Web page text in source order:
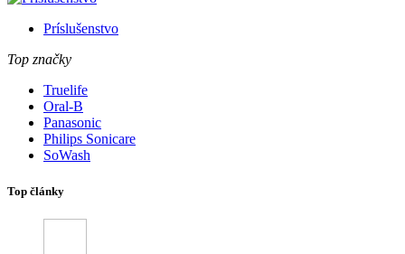
Príslušenstvo
Top značky
Truelife
Oral-B
Panasonic
Philips Sonicare
SoWash
Top články